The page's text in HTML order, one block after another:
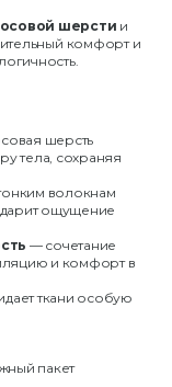
шерсти и
комфорт и
шерсть
тела, сохраняя
волокнам
ощущение
— сочетание
и комфорт в
ткани особую
пакет